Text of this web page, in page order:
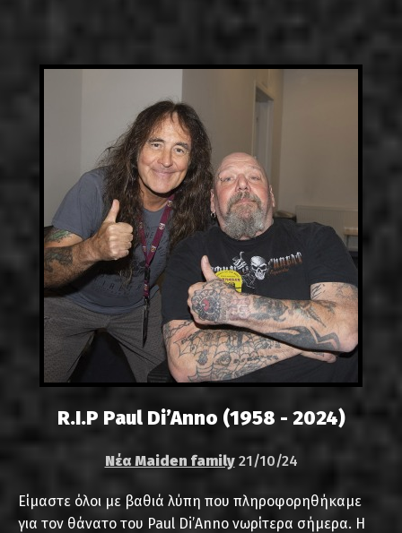
R.I.P Paul Di’Anno (1958 - 2024)
Νέα Maiden family 21/10/24
Είμαστε όλοι με βαθιά λύπη που πληροφορηθήκαμε
για τον θάνατο του Paul Di’Anno νωρίτερα σήμερα. Η